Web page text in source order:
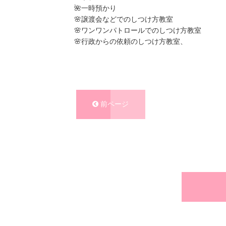
🌺一時預かり
🌸譲渡会などでのしつけ方教室
🌸ワンワンパトロールでのしつけ方教室
🌸行政からの依頼のしつけ方教室、
前ページ